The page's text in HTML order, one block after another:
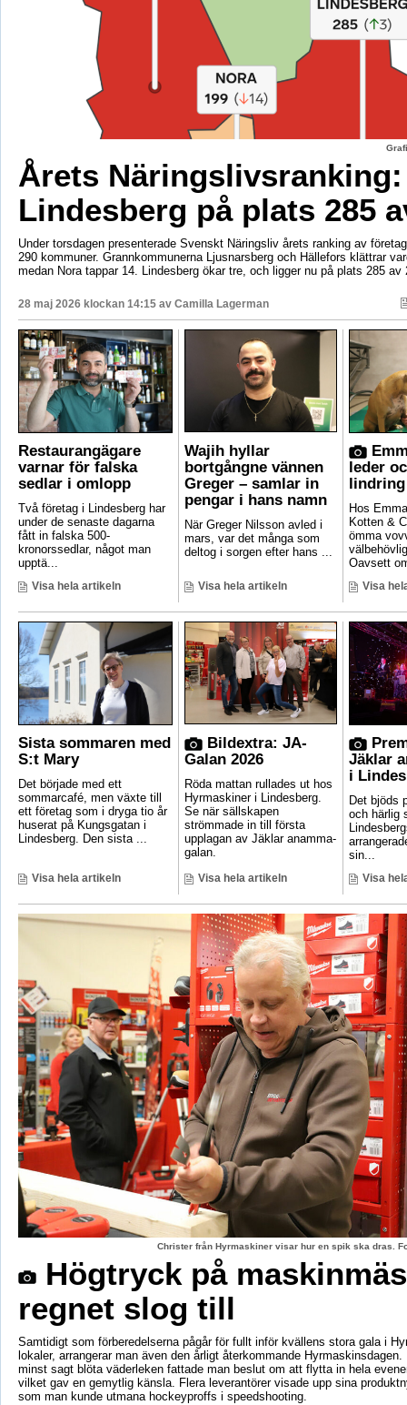
Årets Näringslivsranking:
Lindesberg på plats 285
Under torsdagen presenterade Svenskt Näringsliv årets ranking av
290 kommuner. Grannkommunerna Ljusnarsberg och Hällefors klättrar
medan Nora tappar 14. Lindesberg ökar tre, och ligger nu på plats 285 av
28 maj 2026 klockan 14:15 av Camilla Lagerman
Restaurangägare
varnar för falska
sedlar i omlopp
Två företag i Lindesberg har
under de senaste dagarna
fått in falska 500-
kronorssedlar, något man
upptä...
Visa hela artikeln
Wajih hyllar
bortgångne vännen
Greger – samlar in
pengar i hans namn
När Greger Nilsson avled i
mars, var det många som
deltog i sorgen efter hans ...
Visa hela artikeln
leder
lindring
Hos
Kotten &
ömma
Oavsett
Visa
Sista sommaren med
S:t Mary
Det började med ett
sommarcafé, men växte till
ett företag som i dryga tio år
huserat på Kungsgatan i
Lindesberg. Den sista ...
Visa hela artikeln
Bildextra: JA-
Galan 2026
Röda mattan rullades ut hos
Hyrmaskiner i Lindesberg.
Se när sällskapen
strömmade in till första
upplagan av Jäklar anamma-
galan.
Visa hela artikeln
Jäklar
i
Det bjöds
och härlig
sin...
Visa
Christer från Hyrmaskiner visar hur en spik ska dras.
Högtryck på
regnet slog till
Samtidigt som förberedelserna pågår för fullt inför kvällens stora gala i
lokaler, arrangerar man även den årligt återkommande
minst sagt blöta väderleken fattade man beslut om att flytta in hela
vilket gav en gemytlig känsla. Flera leverantörer visade upp sina
som man kunde utmana hockeyproffs i speedshooting.